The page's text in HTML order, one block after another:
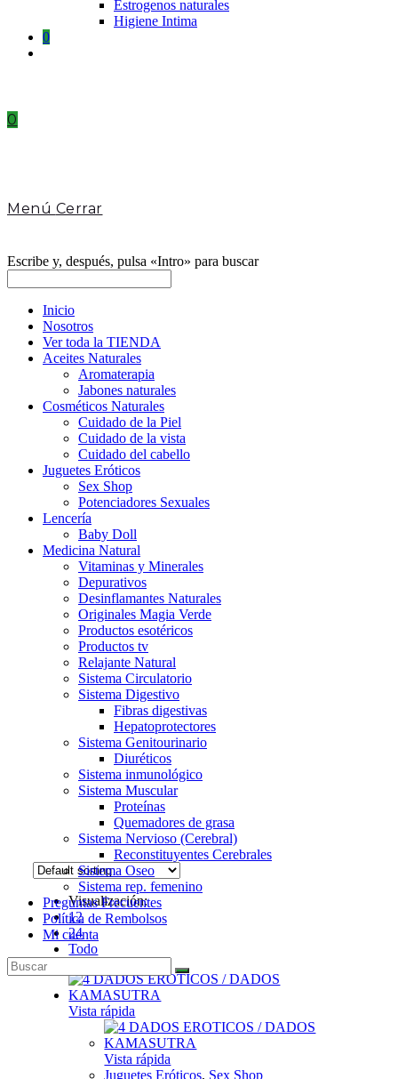
Estrogenos naturales
Higiene Intima
0
0
Menú Cerrar
Escribe y, después, pulsa «Intro» para buscar
Inicio
Nosotros
Ver toda la TIENDA
Aceites Naturales
Aromaterapia
Jabones naturales
Cosméticos Naturales
Cuidado de la Piel
Cuidado de la vista
Cuidado del cabello
Juguetes Eróticos
Sex Shop
Potenciadores Sexuales
Lencería
Baby Doll
Medicina Natural
Vitaminas y Minerales
Depurativos
Desinflamantes Naturales
Originales Magia Verde
Productos esotéricos
Productos tv
Relajante Natural
Sistema Circulatorio
Sistema Digestivo
Fibras digestivas
Hepatoprotectores
Sistema Genitourinario
Diuréticos
Sistema inmunológico
Sistema Muscular
Proteínas
Quemadores de grasa
Sistema Nervioso (Cerebral)
Reconstituyentes Cerebrales
Sistema Oseo
Sistema rep. femenino
Preguntas Frecuentes
Política de Rembolsos
Mi cuenta
Visualización:
12
24
Todo
Vista rápida
Vista rápida
Juguetes Eróticos, Sex Shop